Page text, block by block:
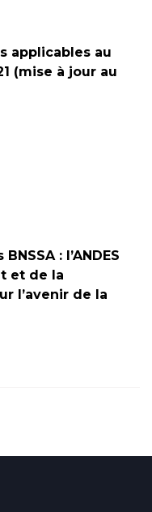
applicables au
(mise à jour au
: l’ANDES
et de la
l’avenir de la